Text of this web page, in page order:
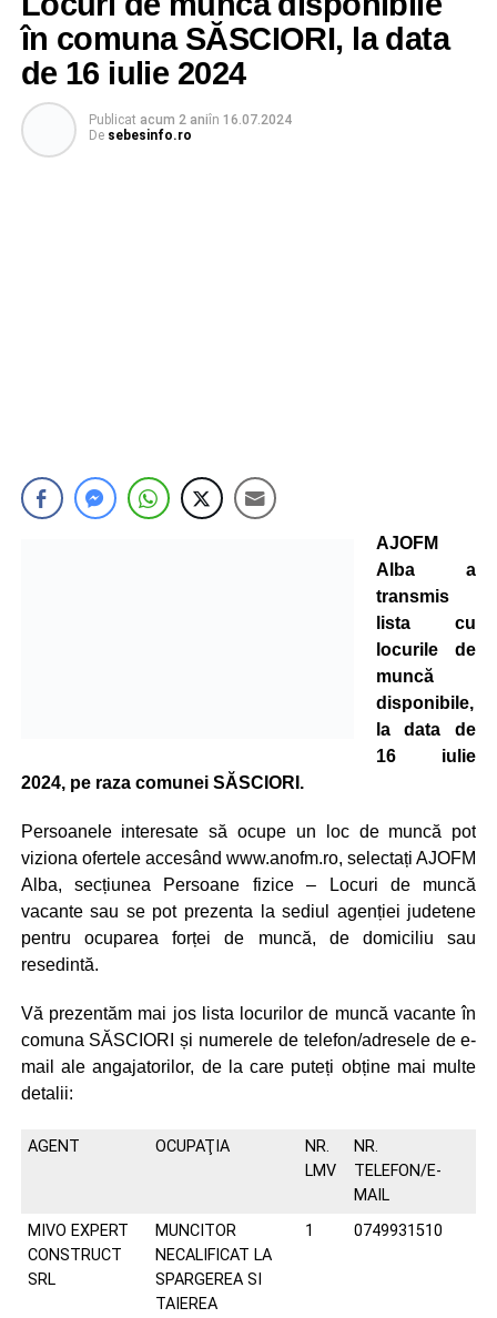
în comuna SĂSCIORI, la data
de 16 iulie 2024
Publicat acum 2 aniîn 16.07.2024
De sebesinfo.ro
AJOFM
Alba a
transmis
lista cu
locurile de
muncă
disponibile,
la data de
16 iulie
2024, pe raza comunei SĂSCIORI.
Persoanele interesate să ocupe un loc de muncă pot
viziona ofertele accesând www.anofm.ro, selectați AJOFM
Alba, secțiunea Persoane fizice – Locuri de muncă
vacante sau se pot prezenta la sediul agenției judetene
pentru ocuparea forței de muncă, de domiciliu sau
resedintă.
Vă prezentăm mai jos lista locurilor de muncă vacante în
comuna SĂSCIORI și numerele de telefon/adresele de e-
mail ale angajatorilor, de la care puteți obține mai multe
detalii:
AGENT OCUPAŢIA
NR.
LMV
NR.
TELEFON/E-
MAIL
MIVO EXPERT
CONSTRUCT
SRL
MUNCITOR
NECALIFICAT LA
SPARGEREA SI
TAIEREA
1 0749931510